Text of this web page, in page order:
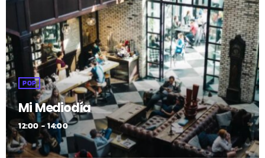
v=1apM37r0OY0&feature=emb_imp_woyt
POP
Mi Mediodía
12:00 - 14:00